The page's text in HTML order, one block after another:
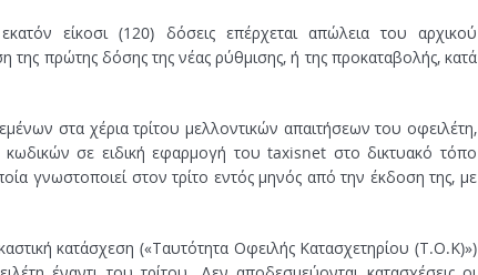
είκοσι (120) δόσεις επέρχεται απώλεια του αρχικού
πρώτης δόσης της νέας ρύθμισης, ή της προκαταβολής, κατά
στα χέρια τρίτου μελλοντικών απαιτήσεων του οφειλέτη,
σε ειδική εφαρμογή του taxisnet στο δικτυακό τόπο
γνωστοποιεί στον τρίτο εντός μηνός από την έκδοση της, με
κατάσχεση («Ταυτότητα Οφειλής Κατασχετηρίου (Τ.Ο.Κ)»)